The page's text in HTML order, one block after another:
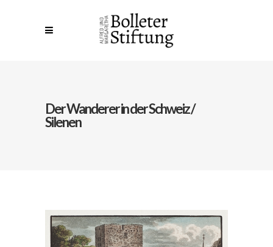
Der Wanderer in der Schweiz /
Silenen